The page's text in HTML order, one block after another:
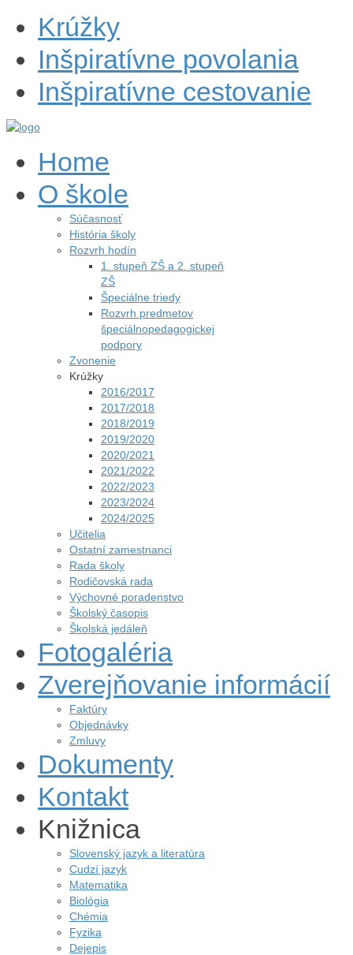
Krúžky
Inšpiratívne povolania
Inšpiratívne cestovanie
Home
O škole
Súčasnosť
História školy
Rozvrh hodín
1. stupeň ZŠ a 2. stupeň
ZŠ
Špeciálne triedy
Rozvrh predmetov
špeciálnopedagogickej
podpory
Zvonenie
Krúžky
2016/2017
2017/2018
2018/2019
2019/2020
2020/2021
2021/2022
2022/2023
2023/2024
2024/2025
Učitelia
Ostatní zamestnanci
Rada školy
Rodičovská rada
Výchovné poradenstvo
Školský časopis
Školská jedáleň
Fotogaléria
Zverejňovanie informácií
Faktúry
Objednávky
Zmluvy
Dokumenty
Kontakt
Knižnica
Slovenský jazyk a literatúra
Cudzí jazyk
Matematika
Biológia
Chémia
Fyzika
Dejepis